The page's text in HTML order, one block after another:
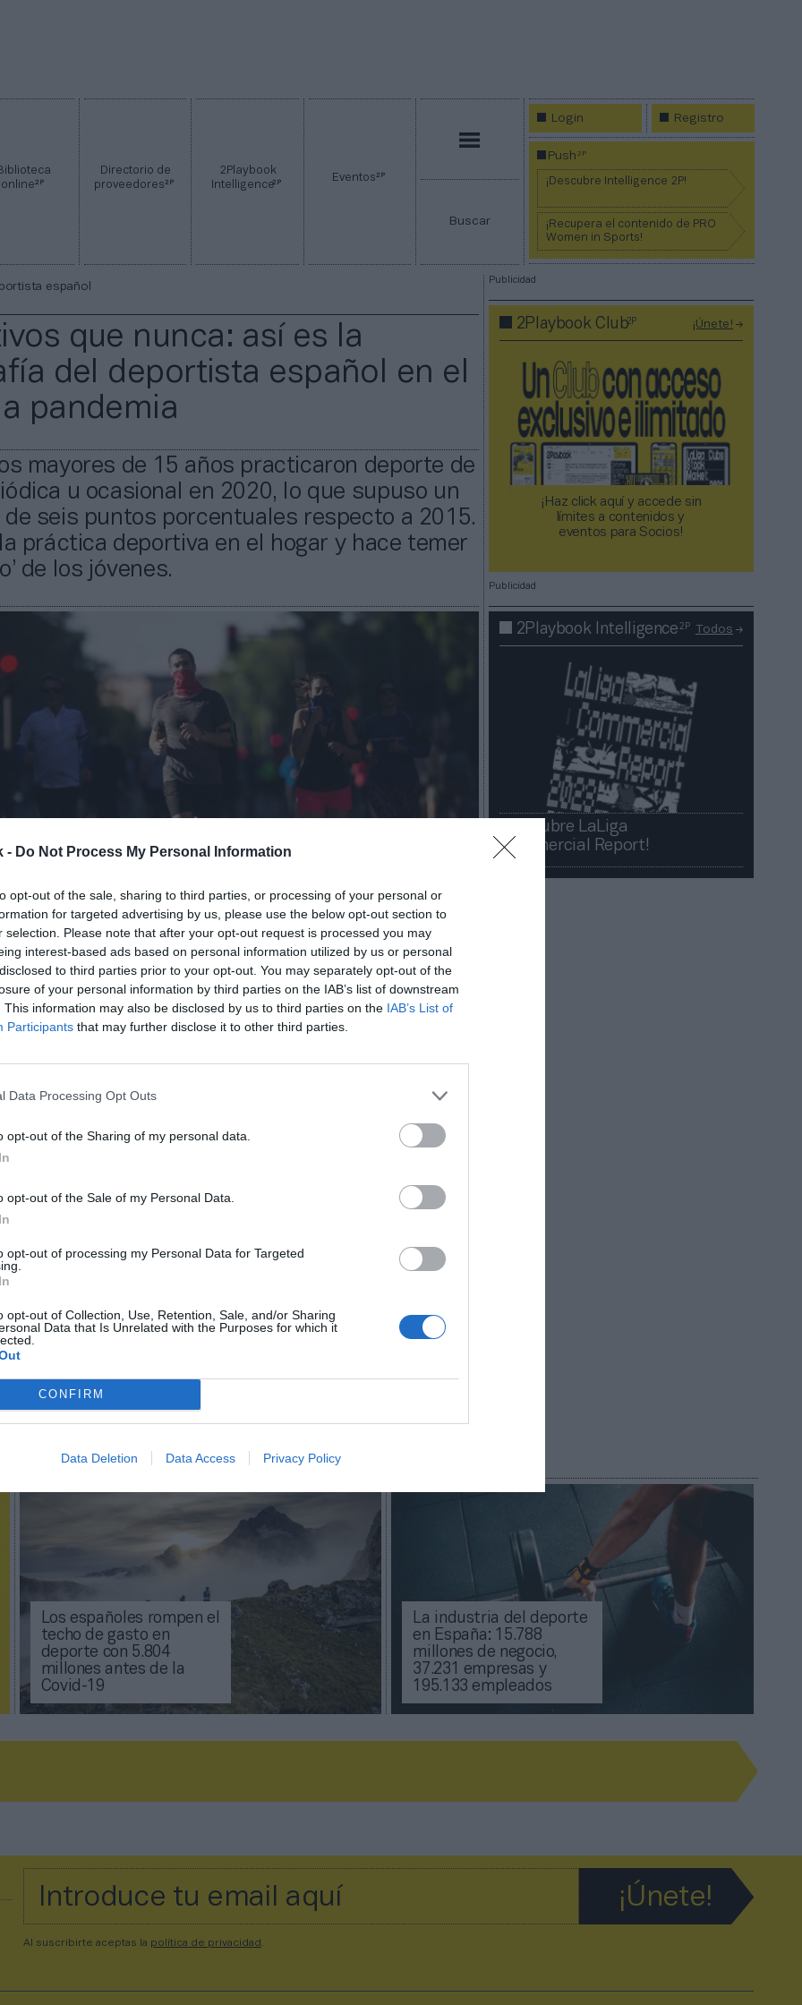
- Do Not Process My Personal Information
opt-out of the sale, sharing to third parties, or processing of your personal or
for targeted advertising by us, please use the below opt-out section to
selection. Please note that after your opt-out request is processed you may
interest-based ads based on personal information utilized by us or personal
to third parties prior to your opt-out. You may separately opt-out of the
of your personal information by third parties on the IAB’s list of downstream
This information may also be disclosed by us to third parties on the IAB’s List of
Participants that may further disclose it to other third parties.
Data Processing Opt Outs
opt-out of the Sharing of my personal data.
opt-out of the Sale of my Personal Data.
opt-out of processing my Personal Data for Targeted
opt-out of Collection, Use, Retention, Sale, and/or Sharing
Data that Is Unrelated with the Purposes for which it
CONFIRM
Data Deletion Data Access Privacy Policy
online2P
Directorio de
proveedores2P
2Playbook
Intelligence2P Eventos2P
Buscar
Login Registro
Push2P
¡Descubre Intelligence 2P!
¡Recupera el contenido de PRO
Women in Sports!
español
que nunca: así es la
del deportista español en el
pandemia
mayores de 15 años practicaron deporte de
u ocasional en 2020, lo que supuso un
seis puntos porcentuales respecto a 2015.
práctica deportiva en el hogar y hace temer
de los jóvenes.
22 de junio de 2021
Guardar Me gusta
traído consigo cambios en los hábitos de consumo que está
se ha alterado el modo en que las personas se ej
no formas parte de 2Playbook Club?
o únete gratis como Simpatizante para leer este contenido!
¡Suscríbete! Inicia sesión
Publicidad
2Playbook Club2P ¡Únete!
¡Haz click aquí y accede sin
límites a contenidos y
eventos para Socios!​​​​​​​
Publicidad
2Playbook Intelligence2P Todos
¡Descubre LaLiga
Commercial Report!​​
Los españoles rompen el
techo de gasto en
deporte con 5.804
millones antes de la
Covid-19
La industria del deporte
en España: 15.788
millones de negocio,
37.231 empresas y
195.133 empleados
Al suscribirte aceptas la política de privacidad